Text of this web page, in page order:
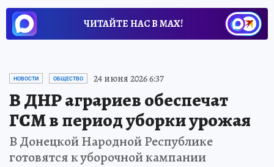
ЧИТАЙТЕ НАС В МАХ!
НОВОСТИ ОБЩЕСТВО 24 июня 2026 6:37
В ДНР аграриев обеспечат
ГСМ в период уборки урожая
В Донецкой Народной Республике
готовятся к уборочной кампании